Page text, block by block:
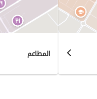
المطاعم